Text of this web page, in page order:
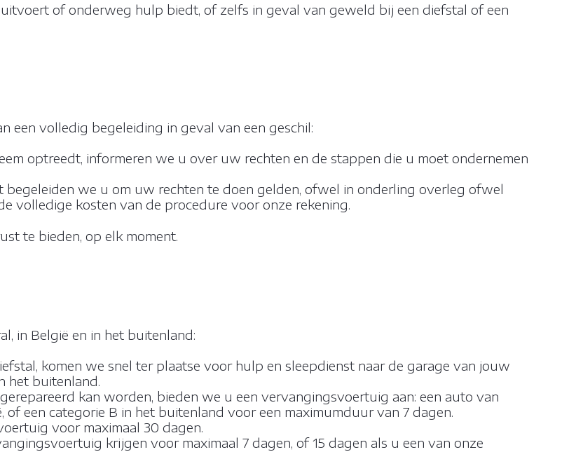
of onderweg hulp biedt, of zelfs in geval van geweld bij een diefstal of een
een volledig begeleiding in geval van een geschil:
optreedt, informeren we u over uw rechten en de stappen die u moet ondernemen
we u om uw rechten te doen gelden, ofwel in onderling overleg ofwel
volledige kosten van de procedure voor onze rekening.
te bieden, op elk moment.
in België en in het buitenland:
komen we snel ter plaatse voor hulp en sleepdienst naar de garage van jouw
het buitenland.
kan worden, bieden we u een vervangingsvoertuig aan: een auto van
of een categorie B in het buitenland voor een maximumduur van 7 dagen.
voor maximaal 30 dagen.
krijgen voor maximaal 7 dagen, of 15 dagen als u een van onze